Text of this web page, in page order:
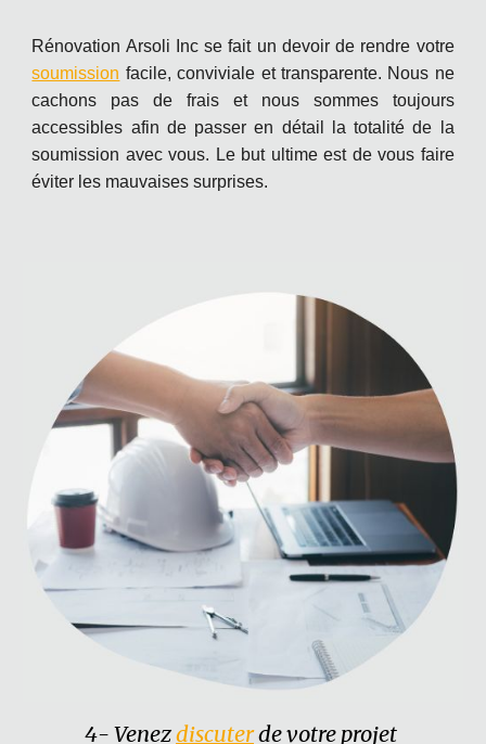
Rénovation Arsoli Inc se fait un devoir de rendre votre
soumission facile, conviviale et transparente. Nous ne
cachons pas de frais et nous sommes toujours
accessibles afin de passer en détail la totalité de la
soumission avec vous. Le but ultime est de vous faire
éviter les mauvaises surprises.
4- Venezdiscuterde votre projet